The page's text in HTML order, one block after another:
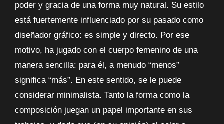
poder y gracia de una forma muy natural. Su estilo
está fuertemente influenciado por su pasado como
diseñador gráfico: es simple y directo. Por ese
motivo, ha jugado con el cuerpo femenino de una
manera sencilla: para él, a menudo “menos”
significa “más”. En este sentido, se le puede
considerar minimalista. Tanto la forma como la
composición juegan un papel importante en sus